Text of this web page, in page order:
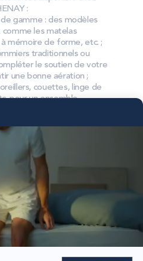
:
gamme : des modèles
les matelas
mémoire de forme, etc. ;
traditionnels ou
le soutien de votre
une bonne aération ;
couettes, linge de
pour un ensemble
Bultex
?
détenue des Français*.
et ses mousses
nuits fiables, jour après
en plusieurs fermetés.
approprié, vous
et durable, adapté à
les enfants, les ados ou